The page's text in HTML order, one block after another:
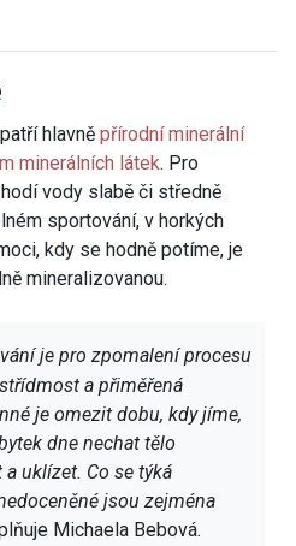
hlavně přírodní minerální
minerálních látek. Pro
vody slabě či středně
sportování, v horkých
kdy se hodně potíme, je
mineralizovanou.
je pro zpomalení procesu
a přiměřená
je omezit dobu, kdy jíme,
dne nechat tělo
uklízet. Co se týká
jsou zejména
Michaela Bebová.